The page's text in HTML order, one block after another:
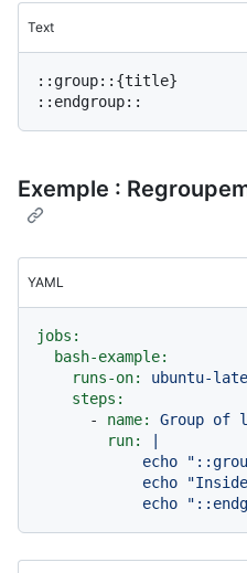
Text
::group::{title}
Exemple :
YAML
jobs:
bash-example:
runs-on:
ubuntu-
steps:
-
name: Group of
run: